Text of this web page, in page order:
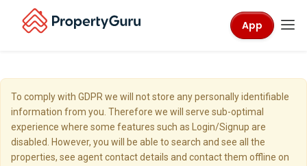
App
To comply with GDPR we will not store any personally identifiable
information from you. Therefore we will serve sub-optimal
experience where some features such as Login/Signup are
disabled. However, you will be able to search and see all the
properties, see agent contact details and contact them offline on